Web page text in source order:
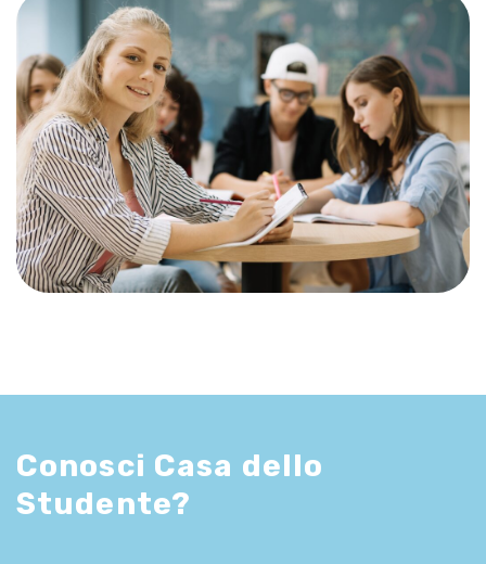
Conosci Casa dello
Studente?